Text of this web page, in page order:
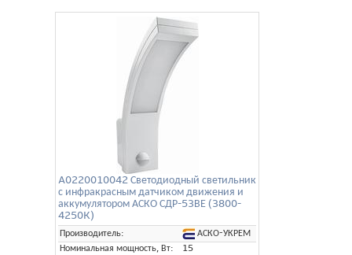
A0220010042 Светодиодный светильник
с инфракрасным датчиком движения и
аккумулятором АСКО СДР-53ВЕ (3800-
4250K)
Производитель:
АСКО-УКРЕМ
Номинальная мощность, Вт:
15